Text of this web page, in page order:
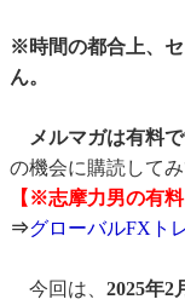
※時間の都合上、
ん。
メルマガは有料
の機会に購読して
【※志摩力男の有
⇒グローバルFXト
今回は、 2025年2